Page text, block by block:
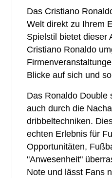
Das Cristiano
Welt direkt zu Ihrem
Spielstil bietet dieser
Cristiano Ronaldo
Blicke auf sich und
Das Ronaldo Double
auch durch die
dribbeltechniken.
echten Erlebnis für
Opportunitäten,
"Anwesenheit"
Note und lässt Fans